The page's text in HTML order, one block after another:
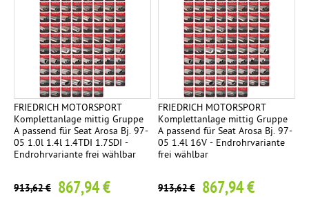
FRIEDRICH MOTORSPORT
Komplettanlage mittig Gruppe
A passend für Seat Arosa Bj. 97-
05 1.0l 1.4l 1.4TDI 1.7SDI -
Endrohrvariante frei wählbar
913,62 € 867,94 €
FRIEDRICH MOTORSPORT
Komplettanlage mittig Gruppe
A passend für Seat Arosa Bj. 97-
05 1.4l 16V - Endrohrvariante
frei wählbar
913,62 € 867,94 €